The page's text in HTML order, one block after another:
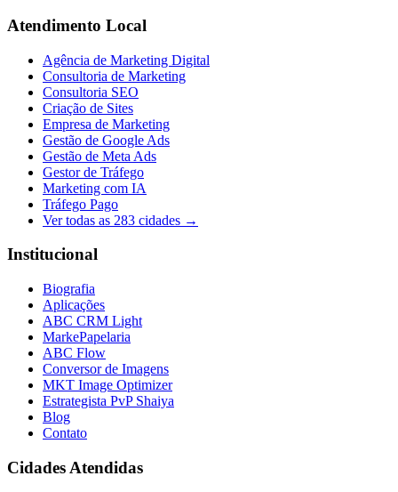
Atendimento Local
Agência de Marketing Digital
Consultoria de Marketing
Consultoria SEO
Criação de Sites
Empresa de Marketing
Gestão de Google Ads
Gestão de Meta Ads
Gestor de Tráfego
Marketing com IA
Tráfego Pago
Ver todas as 283 cidades →
Institucional
Biografia
Aplicações
ABC CRM Light
MarkePapelaria
ABC Flow
Conversor de Imagens
MKT Image Optimizer
Estrategista PvP Shaiya
Blog
Contato
Cidades Atendidas